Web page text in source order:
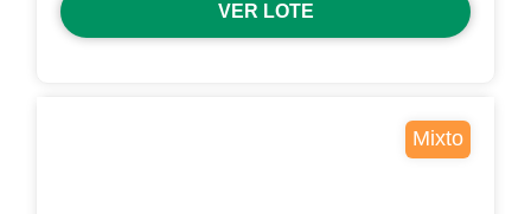
VER LOTE
Mixto